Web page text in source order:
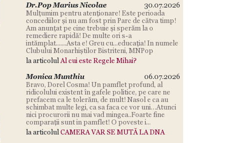
Dr.Pop Marius Nicolae
30.07.2026
Mulțumim pentru atenționare! Este perioada
concediilor și nu am fost prin Parc de cătva timp!
Am anunțat pe cine trebuie și sperăm la o
remediere rapidă! De multe ori s-a
intămplat.......Asta e! Greu cu...educația! In numele
Clubului Monarhiștilor Bistriteni, MNPop
la articolulAl cui este Regele Mihai?
Monica Munthiu
06.07.2026
Bravo, Dorel Cosma! Un pamflet profund, al
ridicolului existent în gafele politice, pe care ne
prefacem ca le tolerăm, de mult! Nasol e ca au
schimbat multe legi, ca sa faca ce vor uni…Atunci
nici procurorii nu mai vad mingea..Foarte fine
comparații sunt in pamflet! O poveste i...
la articolulCAMERA VAR SE MUTĂ LA DNA